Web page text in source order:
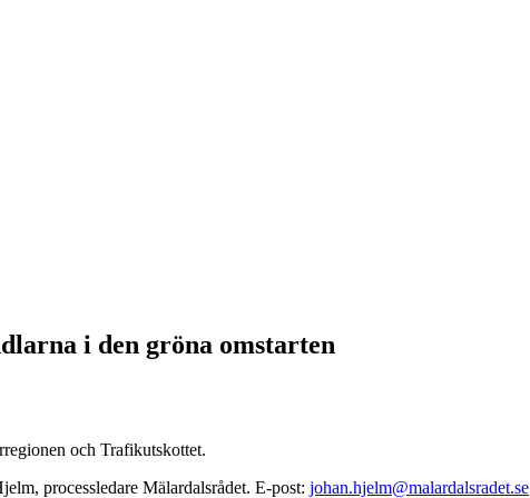
i den gröna omstarten
och Trafikutskottet.
processledare Mälardalsrådet. E-post: johan.hjelm@malardalsradet.se